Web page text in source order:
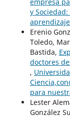
y
Erenio
Toledo,
Bastida,
doctores
,
para
Lester
González